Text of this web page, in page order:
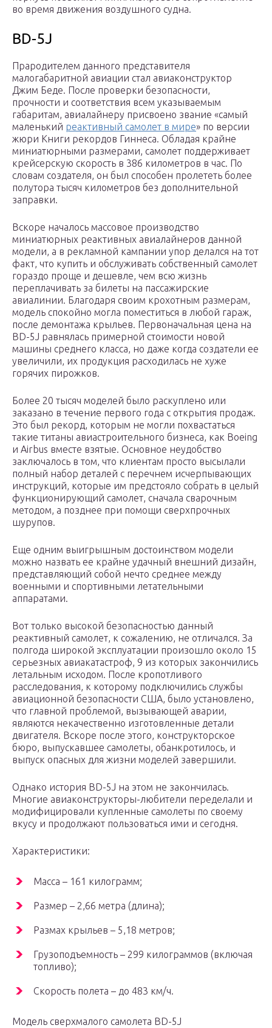
во время движения воздушного судна.
BD-5J
Прародителем данного представителя
малогабаритной авиации стал авиаконструктор
Джим Беде. После проверки безопасности,
прочности и соответствия всем указываемым
габаритам, авиалайнеру присвоено звание «самый
маленький реактивный самолет в мире» по версии
жюри Книги рекордов Гиннеса. Обладая крайне
миниатюрными размерами, самолет поддерживает
крейсерскую скорость в 386 километров в час. По
словам создателя, он был способен пролететь более
полутора тысяч километров без дополнительной
заправки.
Вскоре началось массовое производство
миниатюрных реактивных авиалайнеров данной
модели, а в рекламной кампании упор делался на тот
факт, что купить и обслуживать собственный самолет
гораздо проще и дешевле, чем всю жизнь
переплачивать за билеты на пассажирские
авиалинии. Благодаря своим крохотным размерам,
модель спокойно могла поместиться в любой гараж,
после демонтажа крыльев. Первоначальная цена на
BD-5J равнялась примерной стоимости новой
машины среднего класса, но даже когда создатели ее
увеличили, их продукция расходилась не хуже
горячих пирожков.
Более 20 тысяч моделей было раскуплено или
заказано в течение первого года с открытия продаж.
Это был рекорд, которым не могли похвастаться
такие титаны авиастроительного бизнеса, как Boeing
и Airbus вместе взятые. Основное неудобство
заключалось в том, что клиентам просто высылали
полный набор деталей с перечнем исчерпывающих
инструкций, которые им предстояло собрать в целый
функционирующий самолет, сначала сварочным
методом, а позднее при помощи сверхпрочных
шурупов.
Еще одним выигрышным достоинством модели
можно назвать ее крайне удачный внешний дизайн,
представляющий собой нечто среднее между
военными и спортивными летательными
аппаратами.
Вот только высокой безопасностью данный
реактивный самолет, к сожалению, не отличался. За
полгода широкой эксплуатации произошло около 15
серьезных авиакатастроф, 9 из которых закончились
летальным исходом. После кропотливого
расследования, к которому подключились службы
авиационной безопасности США, было установлено,
что главной проблемой, вызывающей аварии,
являются некачественно изготовленные детали
двигателя. Вскоре после этого, конструкторское
бюро, выпускавшее самолеты, обанкротилось, и
выпуск опасных для жизни моделей завершили.
Однако история BD-5J на этом не закончилась.
Многие авиаконструкторы-любители переделали и
модифицировали купленные самолеты по своему
вкусу и продолжают пользоваться ими и сегодня.
Характеристики:
Масса – 161 килограмм;
Размер – 2,66 метра (длина);
Размах крыльев – 5,18 метров;
Грузоподъемность – 299 килограммов (включая
топливо);
Скорость полета – до 483 км/ч.
Модель сверхмалого самолета BD-5J